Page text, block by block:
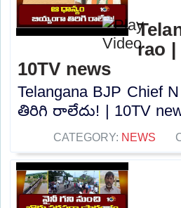
rao
10TV news
Telangana BJP
తిరిగి రాలేదు! | 10TV
CATEGORY: NEWS